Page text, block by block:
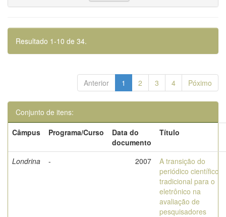
Resultado 1-10 de 34.
Anterior 1 2 3 4 Póximo
Conjunto de itens:
Câmpus
Programa/Curso
Data do
documento
Título
Londrina - 2007
A transição do
periódico científico
tradicional para o
eletrônico na
avaliação de
pesquisadores